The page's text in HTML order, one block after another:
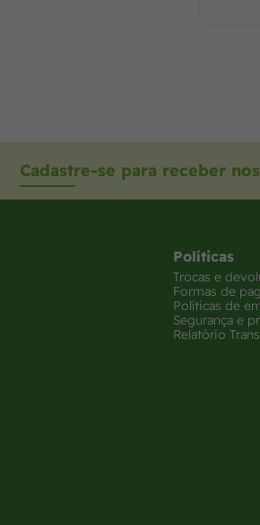
Cadastre-se para receber
Políticas
Trocas e
Formas de
Políticas de
Segurança e
Relatório